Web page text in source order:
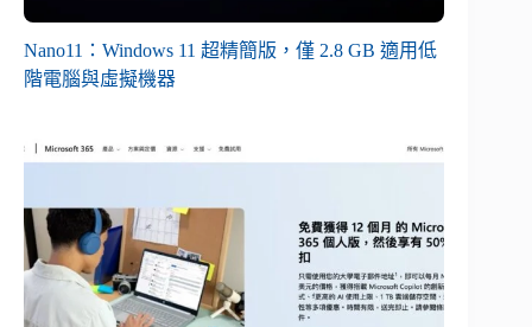
Nano11：Windows 11 超精簡版，僅 2.8 GB 適用低
階電腦與虛擬機器